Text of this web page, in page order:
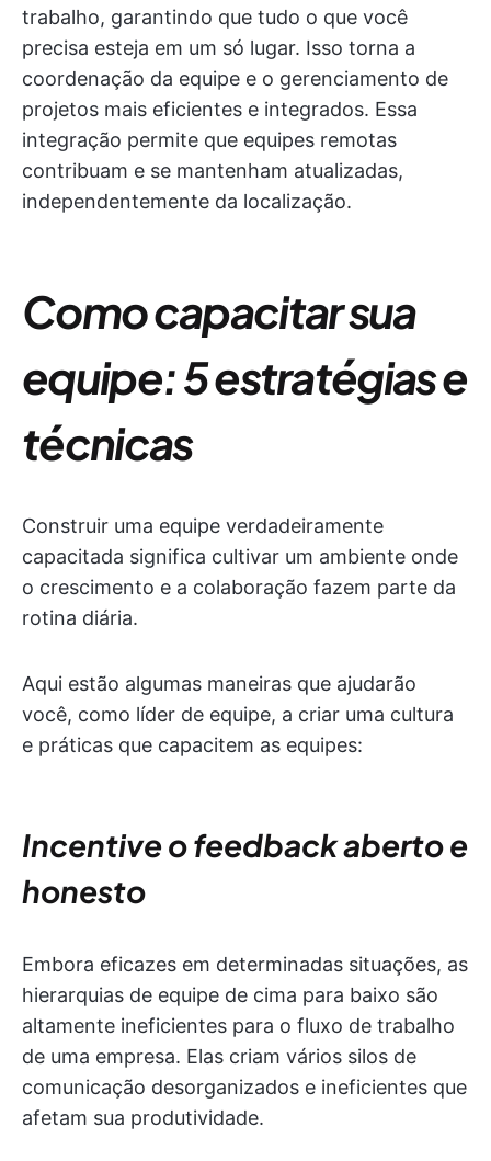
trabalho, garantindo que tudo o que você
precisa esteja em um só lugar. Isso torna a
coordenação da equipe e o gerenciamento de
projetos mais eficientes e integrados. Essa
integração permite que equipes remotas
contribuam e se mantenham atualizadas,
independentemente da localização.
Como capacitar sua
equipe: 5 estratégias e
técnicas
Construir uma equipe verdadeiramente
capacitada significa cultivar um ambiente onde
o crescimento e a colaboração fazem parte da
rotina diária.
Aqui estão algumas maneiras que ajudarão
você, como líder de equipe, a criar uma cultura
e práticas que capacitem as equipes:
Incentive o feedback aberto e
honesto
Embora eficazes em determinadas situações, as
hierarquias de equipe de cima para baixo são
altamente ineficientes para o fluxo de trabalho
de uma empresa. Elas criam vários silos de
comunicação desorganizados e ineficientes que
afetam sua produtividade.